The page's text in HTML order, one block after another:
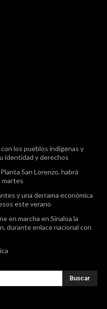
los pueblos indígenas y
identidad y derechos
San Lorenzo, habrá
martes
y una derrama económica
este verano
en marcha en Sinaloa la
durante enlace nacional con
Buscar